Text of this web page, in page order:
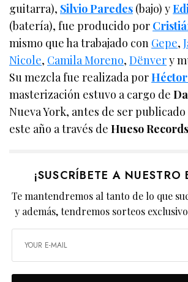
guitarra), Silvio Paredes (bajo) y
(batería), fue producido por
mismo que ha trabajado con Gepe,
Nicole, Camila Moreno,Dënvery
Su mezcla fue realizada por
masterización estuvo a cargo de
Nueva York, antes de ser
este año a través deHueso Records
¡SUSCRÍBETE A NUESTRO
Te mantendremos al tanto de lo que
y además, tendremos sorteos